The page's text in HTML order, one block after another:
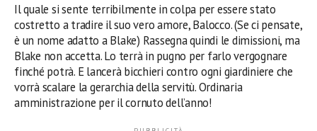
Il quale si sente terribilmente in colpa per essere stato
costretto a tradire il suo vero amore, Balocco. (Se ci pensate,
è un nome adatto a Blake) Rassegna quindi le dimissioni, ma
Blake non accetta. Lo terrà in pugno per farlo vergognare
finché potrà. E lancerà bicchieri contro ogni giardiniere che
vorrà scalare la gerarchia della servitù. Ordinaria
amministrazione per il cornuto dell’anno!